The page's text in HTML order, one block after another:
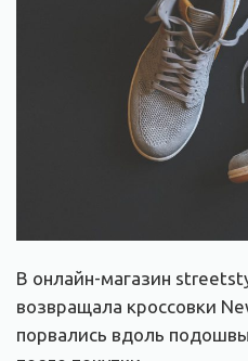
В онлайн-магазин
возвращала кроссовки
порвались вдоль